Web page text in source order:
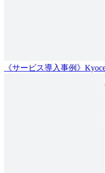
《サービス導入事例》